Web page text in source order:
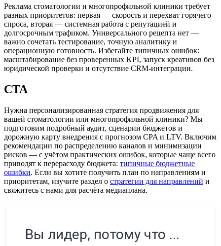
Реклама стоматологии и многопрофильной клиники требует
разных приоритетов: первая — скорость и перехват горячего
спроса, вторая — системная работа с репутацией и
долгосрочным трафиком. Универсального рецепта нет —
важно сочетать тестирование, точную аналитику и
операционную готовность. Избегайте типичных ошибок:
масштабирование без проверенных KPI, запуск креативов без
юридической проверки и отсутствие CRM-интеграции.
CTA
Нужна персонализированная стратегия продвижения для
вашей стоматологии или многопрофильной клиники? Мы
подготовим подробный аудит, сценарии бюджетов и
дорожную карту внедрения с прогнозом CPA и LTV. Включим
рекомендации по распределению каналов и минимизации
рисков — с учётом практических ошибок, которые чаще всего
приводят к перерасходу бюджета: типичные бюджетные
ошибки. Если вы хотите получить план по направлениям и
приоритетам, изучите раздел о стратегии для направлений и
свяжитесь с нами для расчёта медиаплана.